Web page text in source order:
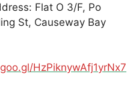
Flat O 3/F, Po
St, Causeway Bay
HzPiknywAfj1yrNx7